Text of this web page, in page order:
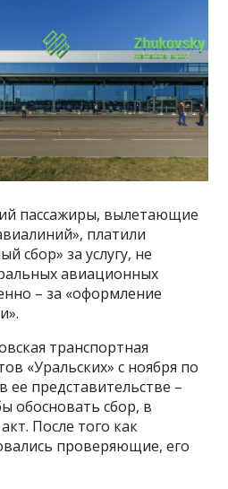
пассажиры, вылетающие
платили
сбор» за услугу, не
авиационных
– за «оформление
транспортная
«Уральских» с ноября по
ее представительстве –
обосновать сбор, в
После того как
проверяющие, его